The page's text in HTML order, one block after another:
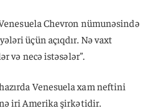
Chevron nümunəsində
üçün açıqdır. Nə vaxt
və necə istəsələr”.
Venesuela xam neftini
iri Amerika şirkətidir.